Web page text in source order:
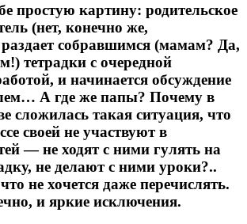
простую картину: родительское
(нет, конечно же,
собравшимся (мамам? Да,
тетрадки с очередной
и начинается обсуждение
А где же папы? Почему в
сложилась такая ситуация, что
своей не участвуют в
— не ходят с ними гулять на
не делают с ними уроки?..
не хочется даже перечислять.
и яркие исключения.